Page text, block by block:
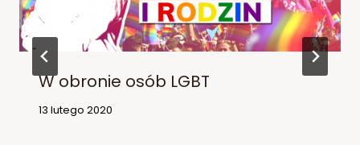
W obronie osób LGBT
13 lutego 2020